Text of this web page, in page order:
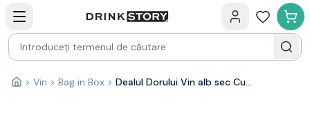
Bauturi fine — selectie
Produse Noi
Cosuri cadou
Pachete & Cadouri
VinAcasă
> Vin > Bag in Box > Dealul Dorului Vin alb sec Cutie 10L